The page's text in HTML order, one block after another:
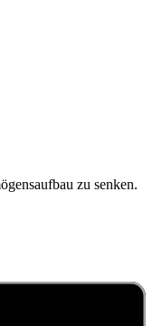
zu senken.